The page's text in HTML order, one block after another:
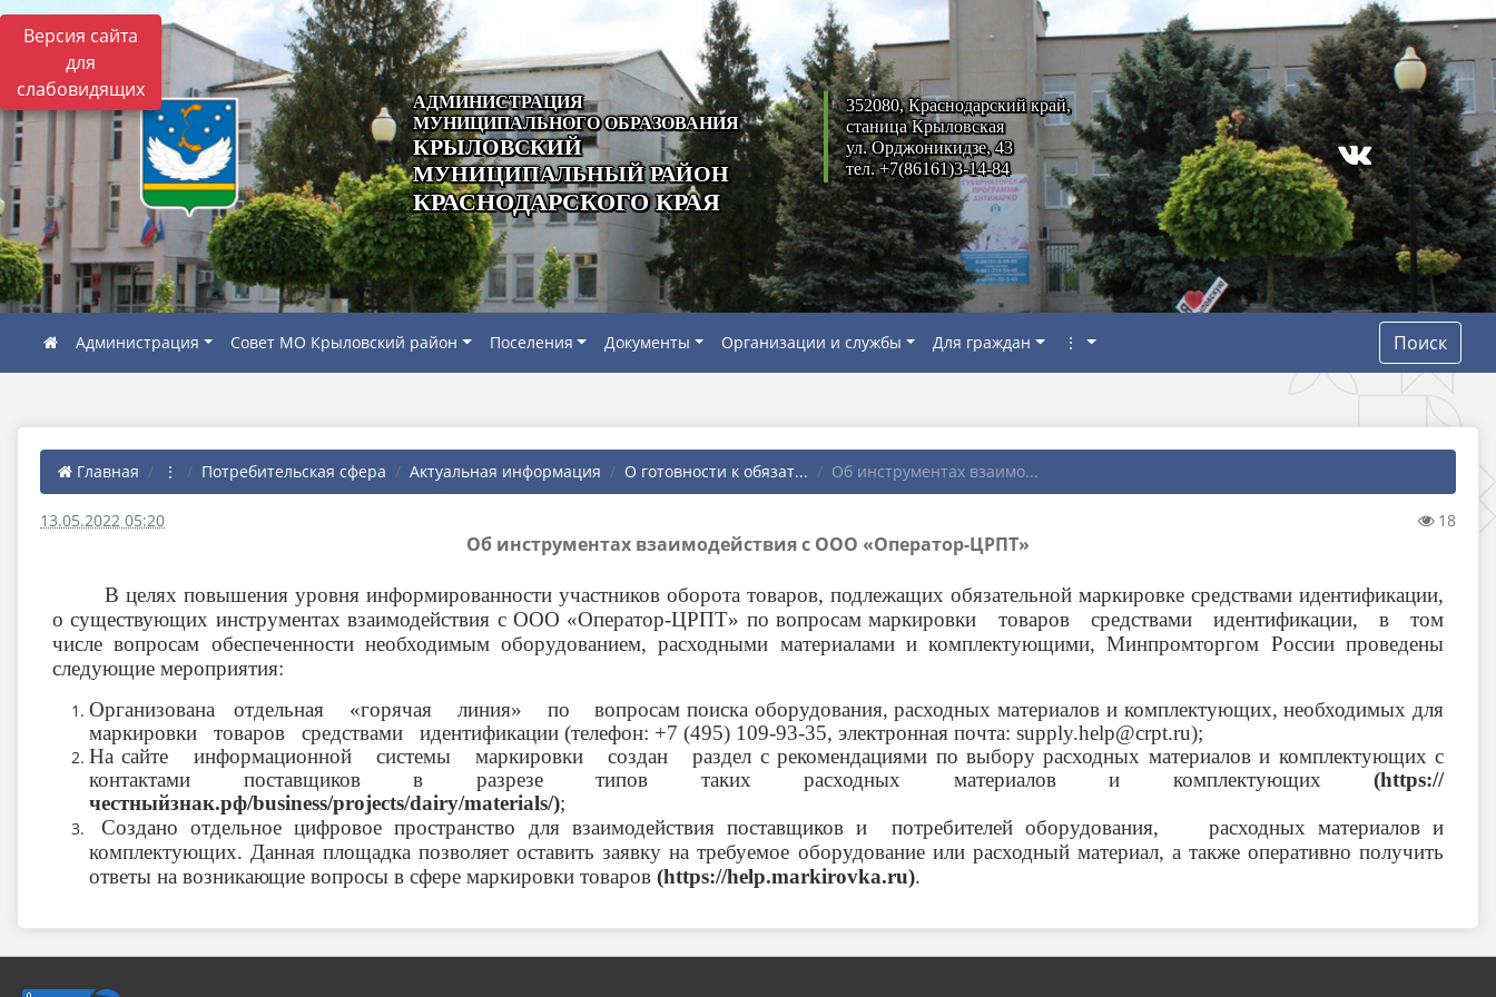
Версия сайта
для
слабовидящих
АДМИНИСТРАЦИЯ
МУНИЦИПАЛЬНОГО ОБРАЗОВАНИЯ
КРЫЛОВСКИЙ
МУНИЦИПАЛЬНЫЙ РАЙОН
КРАСНОДАРСКОГО КРАЯ
352080, Краснодарский край,
станица Крыловская
ул. Орджоникидзе, 43
тел. +7(86161)3-14-84
Администрация Совет МО Крыловский район Поселения Документы Организации и службы Для граждан ⋮ Поиск
Главная ⋮ Потребительская сфера Актуальная информация О готовности к обязат... Об инструментах взаимо...
13.05.2022 05:20 18
Об инструментах взаимодействия с ООО «Оператор-ЦРПТ»
В целях повышения уровня информированности участников оборота товаров, подлежащих обязательной маркировке средствами идентификации,
о существующих инструментах взаимодействия с ООО «Оператор-ЦРПТ» по вопросам маркировки товаров средствами идентификации, в том
числе вопросам обеспеченности необходимым оборудованием, расходными материалами и комплектующими, Минпромторгом России проведены
следующие мероприятия:
Организована отдельная «горячая линия» по вопросам поиска оборудования, расходных материалов и комплектующих, необходимых для
маркировки товаров средствами идентификации (телефон: +7 (495) 109-93-35, электронная почта: supply.help@crpt.ru);
На сайте информационной системы маркировки создан раздел с рекомендациями по выбору расходных материалов и комплектующих с
контактами поставщиков в разрезе типов таких расходных материалов и комплектующих (https://
честныйзнак.рф/business/projects/dairy/materials/);
Создано отдельное цифровое пространство для взаимодействия поставщиков и потребителей оборудования, расходных материалов и
комплектующих. Данная площадка позволяет оставить заявку на требуемое оборудование или расходный материал, а также оперативно получить
ответы на возникающие вопросыв сфере маркировки товаров (https://help.markirovka.ru).